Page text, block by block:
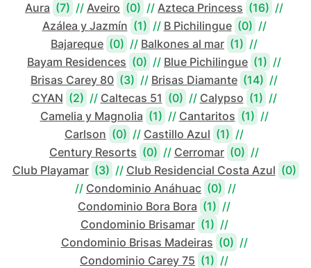
Aura (7) // Aveiro (0) // Azteca Princess (16) //
Azálea y Jazmín (1) // B Pichilingue (0) //
Bajareque (0) // Balkones al mar (1) //
Bayam Residences (0) // Blue Pichilingue (1) //
Brisas Carey 80 (3) // Brisas Diamante (14) //
CYAN (2) // Caltecas 51 (0) // Calypso (1) //
Camelia y Magnolia (1) // Cantaritos (1) //
Carlson (0) // Castillo Azul (1) //
Century Resorts (0) // Cerromar (0) //
Club Playamar (3) // Club Residencial Costa Azul (0)
// Condominio Anáhuac (0) //
Condominio Bora Bora (1) //
Condominio Brisamar (1) //
Condominio Brisas Madeiras (0) //
Condominio Carey 75 (1) //